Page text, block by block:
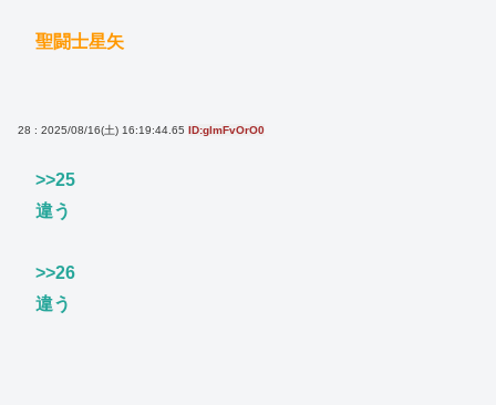
聖闘士星矢
28 : 2025/08/16(土) 16:19:44.65 ID:glmFvOrO0
>>25
違う
>>26
違う